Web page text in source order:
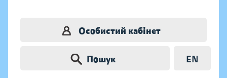
Особистий кабінет
Пошук EN